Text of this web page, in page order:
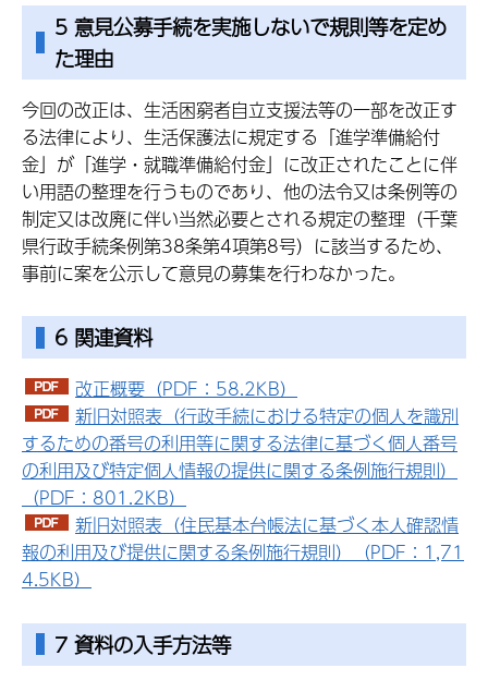
5 意見公募手続を実施しないで規則等を定め
た理由
今回の改正は、生活困窮者自立支援法等の一部を改正す
る法律により、生活保護法に規定する「進学準備給付
金」が「進学・就職準備給付金」に改正されたことに伴
い用語の整理を行うものであり、他の法令又は条例等の
制定又は改廃に伴い当然必要とされる規定の整理（千葉
県行政手続条例第38条第4項第8号）に該当するため、
事前に案を公示して意見の募集を行わなかった。
6 関連資料
改正概要（PDF：58.2KB）
新旧対照表（行政手続における特定の個人を識別
するための番号の利用等に関する法律に基づく個人番号
の利用及び特定個人情報の提供に関する条例施行規則）
（PDF：801.2KB）
新旧対照表（住民基本台帳法に基づく本人確認情
報の利用及び提供に関する条例施行規則）（PDF：1,71
4.5KB）
7 資料の入手方法等